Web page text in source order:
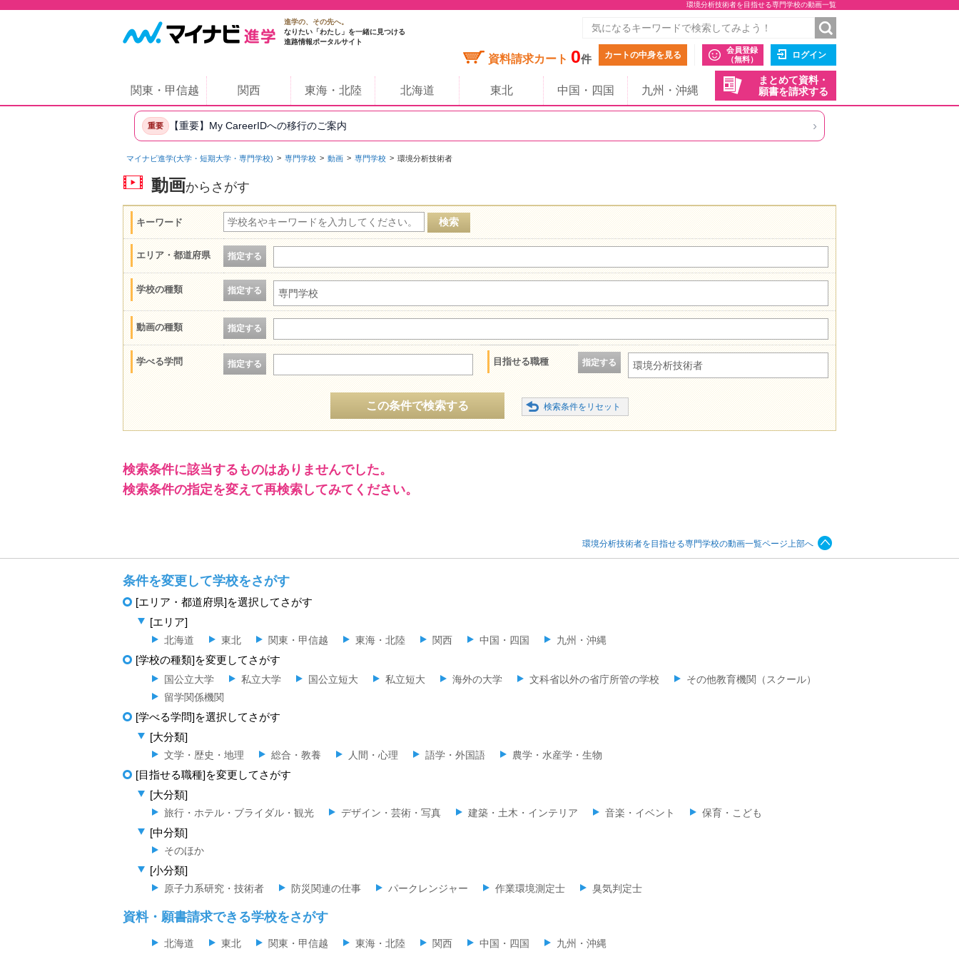
環境分析技術者を目指せる専門学校の動画一覧
進学の、その先へ。
なりたい「わたし」を一緒に見つける
進路情報ポータルサイト
資料請求カート 0件 カートの中身を見る
会員登録
（無料）
ログイン
まとめて資料・
願書を請求する
関東・甲信越 関西 東海・北陸 北海道 東北 中国・四国 九州・沖縄
重要 【重要】My CareerIDへの移行のご案内 ›
マイナビ進学(大学・短期大学・専門学校) 専門学校 動画 専門学校 環境分析技術者
動画からさがす
キーワード
エリア・都道府県 指定する
学校の種類 指定する 専門学校
動画の種類 指定する
学べる学問 指定する 目指せる職種 指定する 環境分析技術者
この条件で検索する
検索条件に該当するものはありませんでした。
検索条件の指定を変えて再検索してみてください。
環境分析技術者を目指せる専門学校の動画一覧ページ上部へ
条件を変更して学校をさがす
[エリア・都道府県]を選択してさがす
[エリア]
北海道 東北 関東・甲信越 東海・北陸 関西 中国・四国 九州・沖縄
[学校の種類]を変更してさがす
国公立大学 私立大学 国公立短大 私立短大 海外の大学 文科省以外の省庁所管の学校
その他教育機関（スクール）
留学関係機関
[学べる学問]を選択してさがす
[大分類]
文学・歴史・地理 総合・教養 人間・心理 語学・外国語 農学・水産学・生物
[目指せる職種]を変更してさがす
[大分類]
旅行・ホテル・ブライダル・観光 デザイン・芸術・写真 建築・土木・インテリア 音楽・イベント 保育・こども
[中分類]
そのほか
[小分類]
原子力系研究・技術者 防災関連の仕事 パークレンジャー 作業環境測定士 臭気判定士
資料・願書請求できる学校をさがす
北海道 東北 関東・甲信越 東海・北陸 関西 中国・四国 九州・沖縄